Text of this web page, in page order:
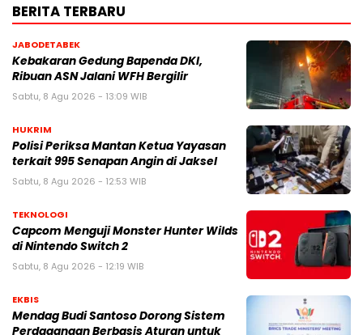
BERITA TERBARU
JABODETABEK
Kebakaran Gedung Bapenda DKI,
Ribuan ASN Jalani WFH Bergilir
Sabtu, 8 Agu 2026 - 13:09 WIB
HUKRIM
Polisi Periksa Mantan Ketua Yayasan
terkait 995 Senapan Angin di Jaksel
Sabtu, 8 Agu 2026 - 12:53 WIB
TEKNOLOGI
Capcom Menguji Monster Hunter Wilds
di Nintendo Switch 2
Sabtu, 8 Agu 2026 - 12:19 WIB
EKBIS
Mendag Budi Santoso Dorong Sistem
Perdagangan Berbasis Aturan untuk